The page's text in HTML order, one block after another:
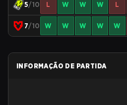
5/10 L W W W L
7/10 W W W W W
INFORMAÇÃO DE PARTIDA